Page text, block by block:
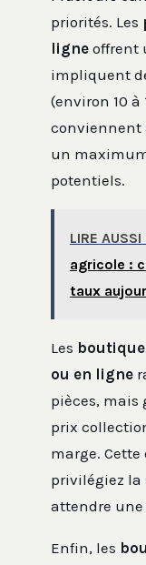
priorités. Les
ligne offrent
impliquent
(environ 10 à
conviennent
un
potentiels.
LIRE AUSSI
agricole :
taux
Les
ou en ligne
pièces, mais
prix
marge.
privilégiez
attendre
Enfin, les